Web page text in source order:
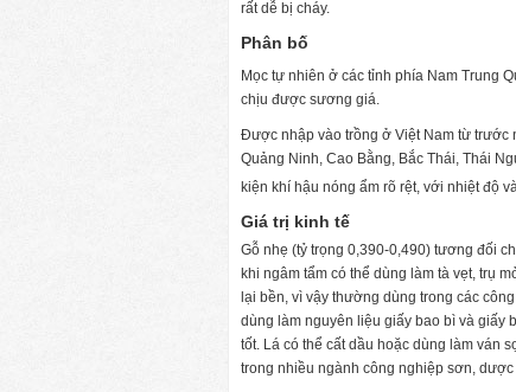
rất dễ bị cháy.
Phân bố
Mọc tự nhiên ở các tỉnh phía Nam Trung
chịu được sương giá.
Được nhập vào trồng ở Việt Nam từ trước
Quảng Ninh, Cao Bằng, Bắc Thái, Thái
kiện khí hậu nóng ẩm rõ rệt, với nhiệt độ
Giá trị kinh tế
Gỗ nhẹ (tỷ trọng 0,390-0,490) tương đối
khi ngâm tẩm có thể dùng làm tà vẹt, trụ
lại bền, vì vậy thường dùng trong các
dùng làm nguyên liệu giấy bao bì và giấy
tốt. Lá có thể cất dầu hoặc dùng làm ván
trong nhiều ngành công nghiệp sơn,